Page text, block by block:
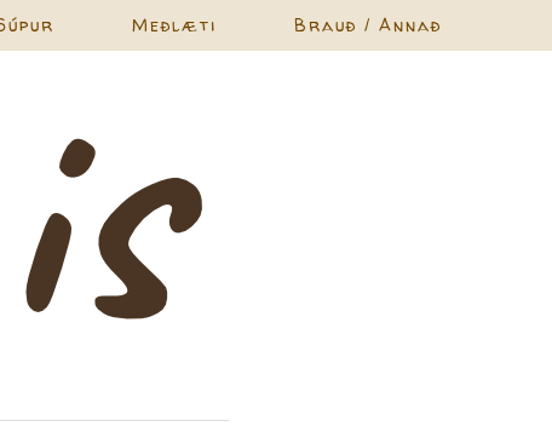
Meðlæti Brauð / Annað